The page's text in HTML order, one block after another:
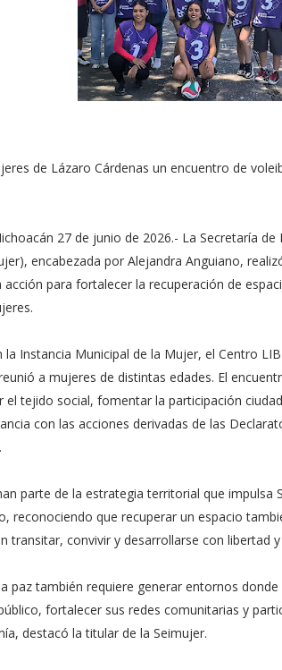
de Lázaro Cárdenas un encuentro de
27 de junio de 2026.- La Secretaría
encabezada por Alejandra Anguiano,
acción para fortalecer la recuperación de
la Instancia Municipal de la Mujer, el Centro
a mujeres de distintas edades. El
el tejido social, fomentar la participación
con las acciones derivadas de las
parte de la estrategia territorial que impulsa
reconociendo que recuperar un espacio
transitar, convivir y desarrollarse con libertad y
paz también requiere generar entornos
fortalecer sus redes comunitarias y
destacó la titular de la Seimujer.